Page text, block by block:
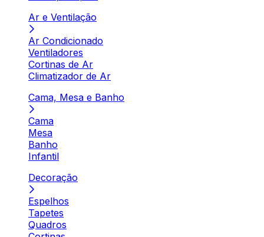
Ar e Ventilação
Ar Condicionado
Ventiladores
Cortinas de Ar
Climatizador de Ar
Cama, Mesa e Banho
Cama
Mesa
Banho
Infantil
Decoração
Espelhos
Tapetes
Quadros